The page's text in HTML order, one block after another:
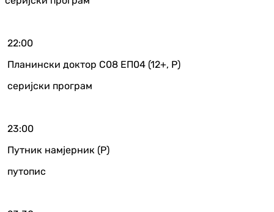
22:00
Планински доктор С08 ЕП04 (12+, Р)
серијски програм
23:00
Путник намјерник (Р)
путопис